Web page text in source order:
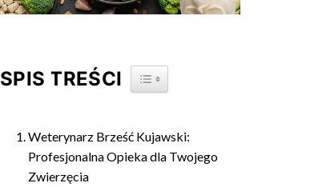
SPIS TREŚCI TOGGLE TABLE OF CONTENT
Weterynarz Brześć Kujawski:
Profesjonalna Opieka dla Twojego
Zwierzęcia